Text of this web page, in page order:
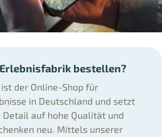
bestellen?
der Online-Shop für
in Deutschland und setzt
auf hohe Qualität und
neu. Mittels unserer